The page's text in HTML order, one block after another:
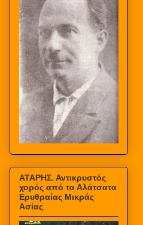
ΑΤΑΡΗΣ. Αντικρυστός
χορός από τα Αλάτσατα
Ερυθραίας Μικράς
Ασίας